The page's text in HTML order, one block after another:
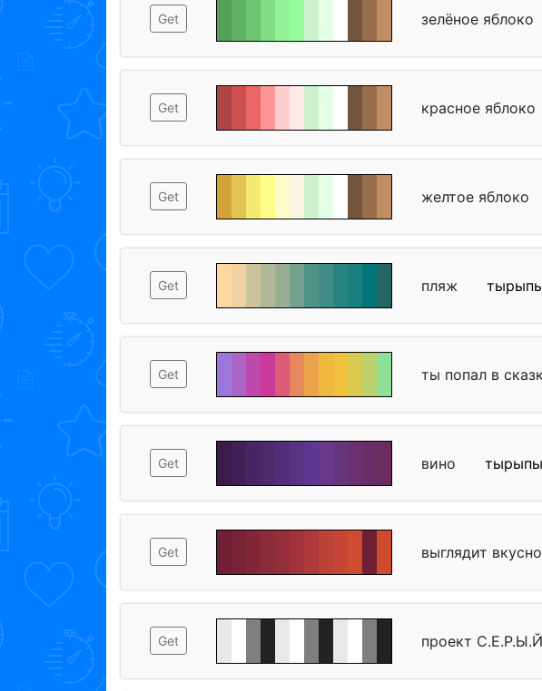
Get зелёное яблоко
Get красное яблоко
Get желтое яблоко
Get пляж
Get ты попал в
Get вино
Get выглядит
Get проект